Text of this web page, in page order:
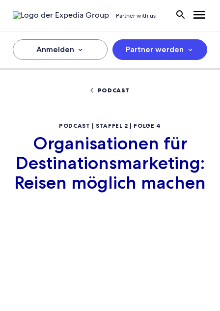
Partner with us
Anmelden Partner werden
PODCAST
PODCAST | STAFFEL 2 | FOLGE 4
Organisationen für
Destinationsmarketing:
Reisen möglich machen